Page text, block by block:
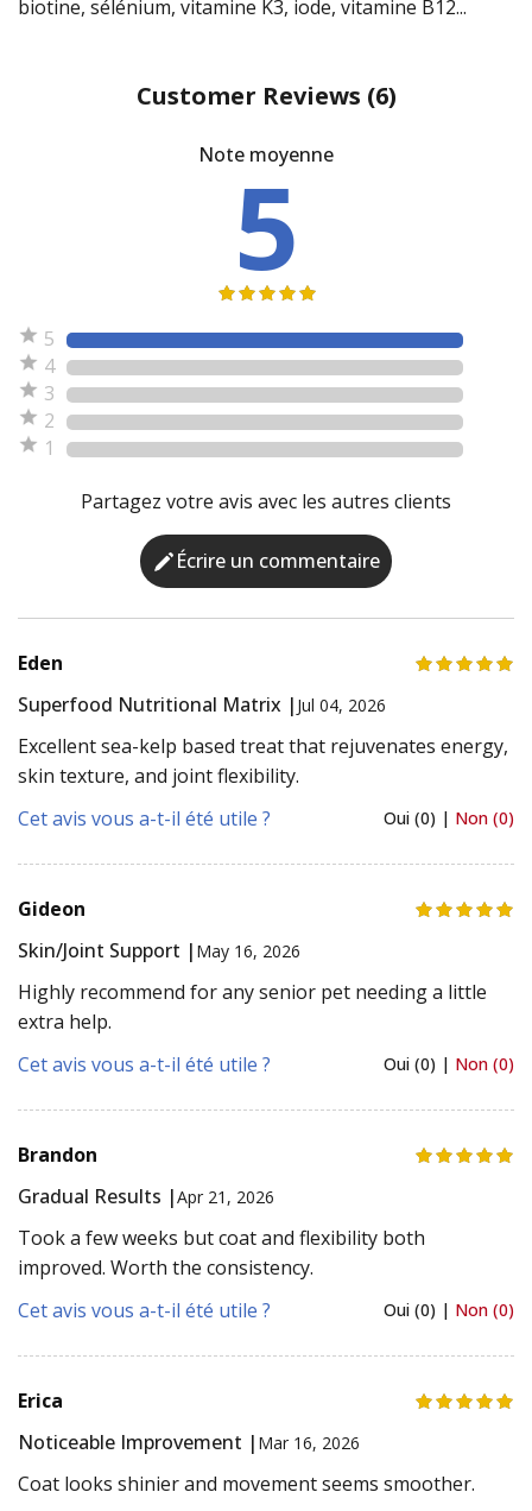
biotine, sélénium, vitamine K3, iode, vitamine B12...
Customer Reviews (6)
Note moyenne
5
5
4
3
2
1
Partagez votre avis avec les autres clients
Écrire un commentaire
Eden
Superfood Nutritional Matrix | Jul 04, 2026
Excellent sea-kelp based treat that rejuvenates energy,
skin texture, and joint flexibility.
Cet avis vous a-t-il été utile ?
Oui (0) | Non (0)
Gideon
Skin/Joint Support | May 16, 2026
Highly recommend for any senior pet needing a little
extra help.
Cet avis vous a-t-il été utile ?
Oui (0) | Non (0)
Brandon
Gradual Results |Apr 21, 2026
Took a few weeks but coat and flexibility both
improved. Worth the consistency.
Cet avis vous a-t-il été utile ?
Oui (0) | Non (0)
Erica
Noticeable Improvement | Mar 16, 2026
Coat looks shinier and movement seems smoother.